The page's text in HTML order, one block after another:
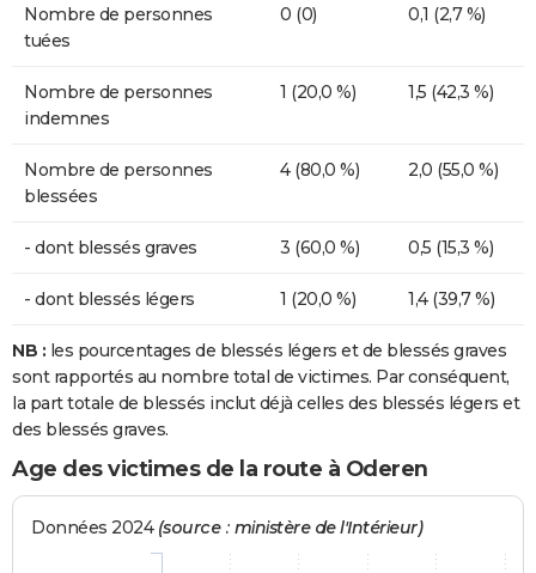
Nombre de personnes
tuées
0 (0) 0,1 (2,7 %)
Nombre de personnes
indemnes
1 (20,0 %) 1,5 (42,3 %)
Nombre de personnes
blessées
4 (80,0 %) 2,0 (55,0 %)
- dont blessés graves 3 (60,0 %) 0,5 (15,3 %)
- dont blessés légers 1 (20,0 %) 1,4 (39,7 %)
NB : les pourcentages de blessés légers et de blessés graves
sont rapportés au nombre total de victimes. Par conséquent,
la part totale de blessés inclut déjà celles des blessés légers et
des blessés graves.
Age des victimes de la route à Oderen
Données 2024 (source : ministère de l'Intérieur)